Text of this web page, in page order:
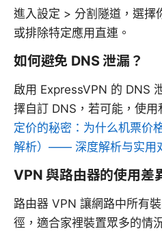
進入設定 > 分割隧道，選擇
或排除特定應用直連。
如何避免 DNS 泄漏？
啟用 ExpressVPN 的 DNS
擇自訂 DNS，若可能，使用
定价的秘密：为什么机票价
解析）—— 深度解析与实用
VPN 與路由器的使用差
路由器 VPN 讓網路中所有
徑，適合家裡裝置眾多的情